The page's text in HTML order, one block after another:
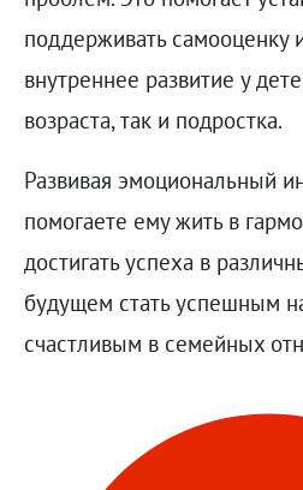
поддерживать самооценку
внутреннее развитие у
возраста, так и подростка.
Развивая эмоциональный
помогаете ему жить в
достигать успеха в
будущем стать успешным
счастливым в семейных